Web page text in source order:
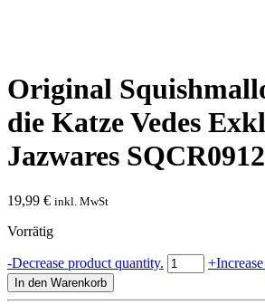
Original
die Katze Vedes
Jazwares
19,99 € inkl. MwSt
Vorrätig
-Decrease product quantity. Original
Squishmallows
+
In den Warenkorb